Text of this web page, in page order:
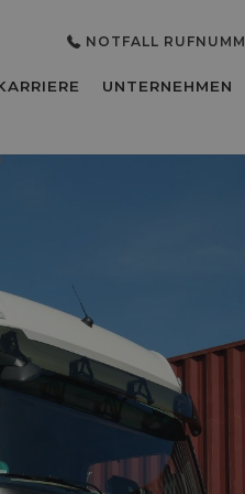
3 NOTFALL
UNTERNEHMEN